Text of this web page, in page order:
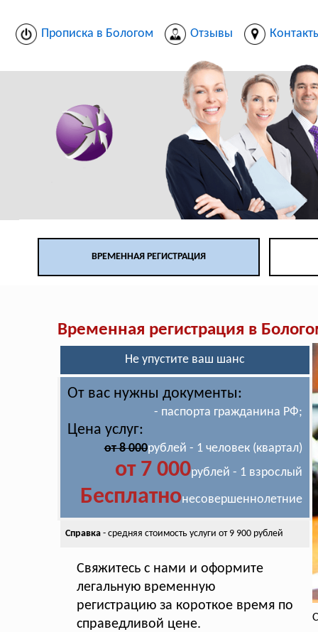
Прописка в Бологом Отзывы
ВРЕМЕННАЯ РЕГИСТРАЦИЯ
Временная регистрация в
Не упустите ваш шанс
От вас нужны документы:
- паспорта гражданина РФ;
Цена услуг:
от 8 000рублей - 1 человек (квартал)
от 7 000рублей - 1 взрослый
Бесплатнонесовершеннолетние
Справка- средняя стоимость услуги от 9 900 рублей
Свяжитесь с нами и оформите
легальную временную
регистрацию за короткое время по
справедливой цене.